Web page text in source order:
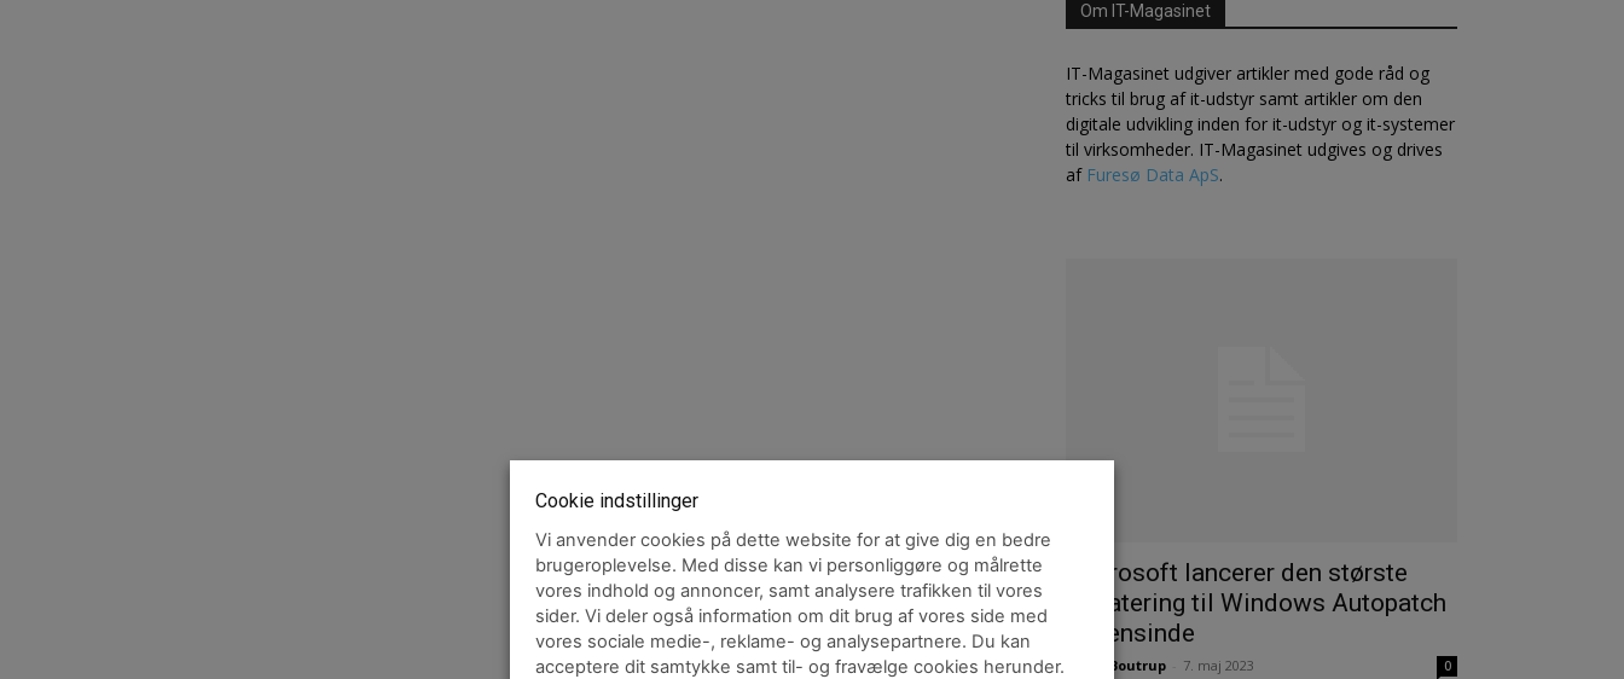
Om IT-Magasinet
IT-Magasinet udgiver artikler med gode råd og
tricks til brug af it-udstyr samt artikler om den
digitale udvikling inden for it-udstyr og it-systemer
til virksomheder. IT-Magasinet udgives og drives
af Furesø Data ApS.
Microsoft lancerer den største
opdatering til Windows Autopatch
nogensinde
Jonas Boutrup 7. maj 2023 0
Cookie indstillinger
Vi anvender cookies på dette website for at give dig en bedre
brugeroplevelse. Med disse kan vi personliggøre og målrette
vores indhold og annoncer, samt analysere trafikken til vores
sider. Vi deler også information om dit brug af vores side med
vores sociale medie-, reklame- og analysepartnere. Du kan
acceptere dit samtykke samt til- og fravælge cookies herunder.